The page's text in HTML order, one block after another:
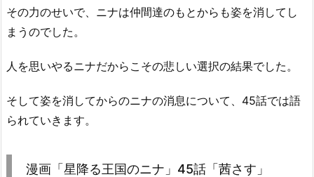
その力のせいで、ニナは仲間達のもとからも姿を消してし
まうのでした。
人を思いやるニナだからこその悲しい選択の結果でした。
そして姿を消してからのニナの消息について、45話では語
られていきます。
漫画「星降る王国のニナ」45話「茜さす」